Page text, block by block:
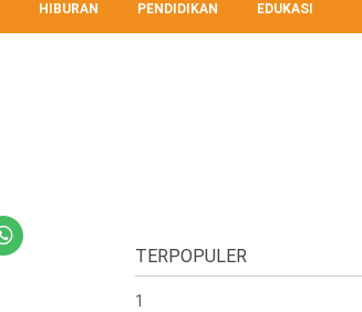
HIBURAN PENDIDIKAN EDUKASI
TERPOPULER
1